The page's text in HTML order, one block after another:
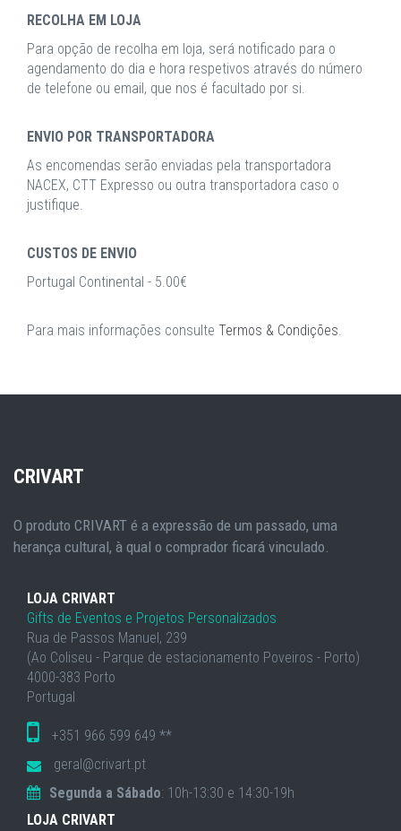
RECOLHA EM LOJA
Para opção de recolha em loja, será notificado para o
agendamento do dia e hora respetivos através do número
de telefone ou email, que nos é facultado por si.
ENVIO POR TRANSPORTADORA
As encomendas serão enviadas pela transportadora
NACEX, CTT Expresso ou outra transportadora caso o
justifique.
CUSTOS DE ENVIO
Portugal Continental - 5.00€
Para mais informações consulte Termos & Condições.
CRIVART
O produto CRIVART é a expressão de um passado, uma
herança cultural, à qual o comprador ficará vinculado.
LOJA CRIVART
Gifts de Eventos e Projetos Personalizados
Rua de Passos Manuel, 239
(Ao Coliseu - Parque de estacionamento Poveiros - Porto)
4000-383 Porto
Portugal
+351 966 599 649 **
geral@crivart.pt
Segunda a Sábado: 10h-13:30 e 14:30-19h
LOJA CRIVART